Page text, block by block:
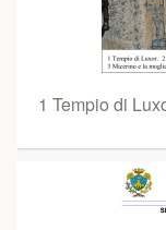
1 Tempio di